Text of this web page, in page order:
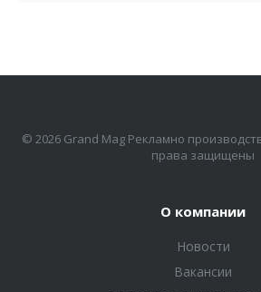
© 2026 Grand Mag Рекламно
права защищены
О компании
Новости
Вакансии